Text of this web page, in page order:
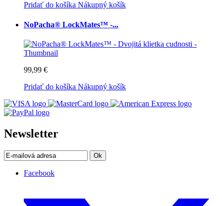
Pridať do košíka Nákupný košík
NoPacha® LockMates™ -...
99,99 €
Pridať do košíka Nákupný košík
Newsletter
Ok
Facebook